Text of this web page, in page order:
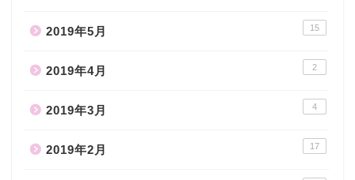
2019年5月 15
2019年4月 2
2019年3月 4
2019年2月 17